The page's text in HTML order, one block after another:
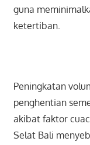
guna
ketertiban.
Peningkatan
penghentian
akibat faktor
Selat Bali